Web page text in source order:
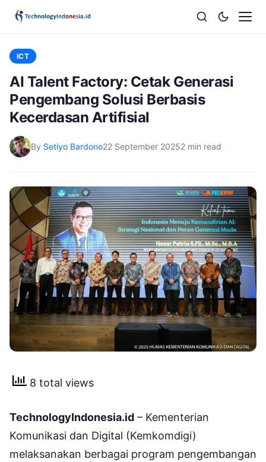
ICT
AI Talent Factory: Cetak Generasi
Pengembang Solusi Berbasis
Kecerdasan Artifisial
By Setiyo Bardono22 September 20252 min read
8 total views
TechnologyIndonesia.id – Kementerian
Komunikasi dan Digital (Kemkomdigi)
melaksanakan berbagai program pengembangan